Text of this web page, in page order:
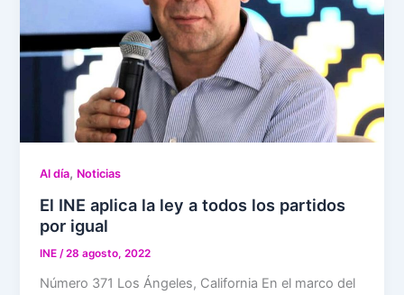
Al día, Noticias
El INE aplica la ley a todos los partidos
por igual
INE /28 agosto, 2022
Número 371 Los Ángeles, California En el marco del